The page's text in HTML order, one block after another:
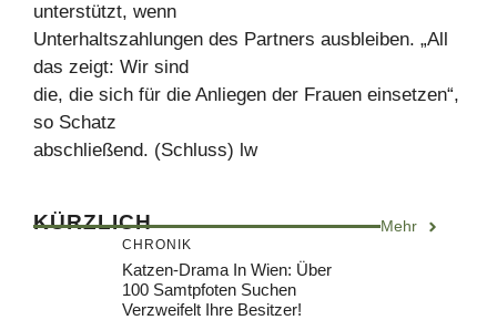
unterstützt, wenn
Unterhaltszahlungen des Partners ausbleiben. „All
das zeigt: Wir sind
die, die sich für die Anliegen der Frauen einsetzen“,
so Schatz
abschließend. (Schluss) lw
KÜRZLICH Mehr
CHRONIK
Katzen-Drama In Wien: Über
100 Samtpfoten Suchen
Verzweifelt Ihre Besitzer!